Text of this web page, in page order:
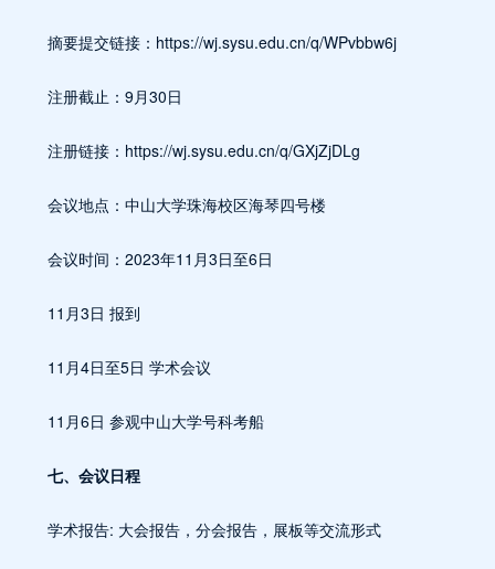
摘要提交链接：https://wj.sysu.edu.cn/q/WPvbbw6j
注册截止：9月30日
注册链接：https://wj.sysu.edu.cn/q/GXjZjDLg
会议地点：中山大学珠海校区海琴四号楼
会议时间：2023年11月3日至6日
11月3日 报到
11月4日至5日 学术会议
11月6日 参观中山大学号科考船
七、会议日程
学术报告: 大会报告，分会报告，展板等交流形式